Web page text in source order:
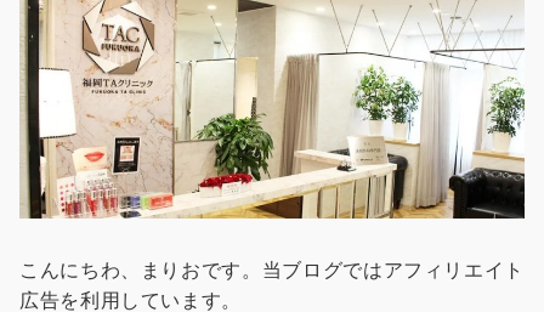
こんにちわ、まりおです。当ブログではアフィリエイト
広告を利用しています。